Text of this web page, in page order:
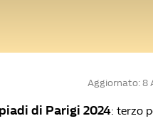
Aggiornato: 8
di Parigi 2024: terzo